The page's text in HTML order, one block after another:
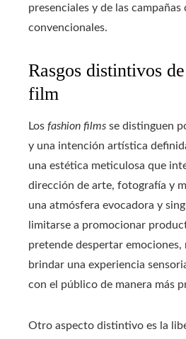
presenciales y de las campañas
convencionales.
Rasgos distintivos
film
Los fashion films se distinguen
y una intención artística
una estética meticulosa que
dirección de arte, fotografía y
una atmósfera evocadora y
limitarse a promocionar
pretende despertar
brindar una experiencia
con el público de manera más
Otro aspecto distintivo es la